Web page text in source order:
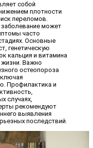
собой
плотности
переломов.
может
часто
Основные
генетическую
кальция и витамина
Важно
остеопороза
Профилактика и
случаях,
рекомендуют
выявления
последствий.